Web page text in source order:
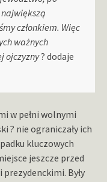
członkiem. Więc
ważnych
ojczyzny? dodaje
w pełni wolnymi
? nie ograniczały ich
kluczowych
jeszcze przed
Były